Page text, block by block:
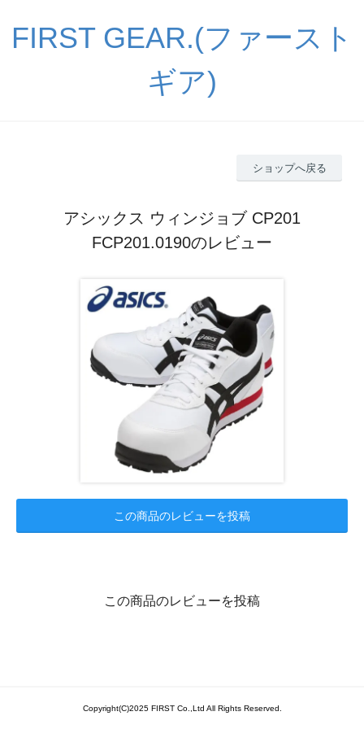
FIRST GEAR.(ファースト
ギア)
ショップへ戻る
アシックス ウィンジョブ CP201
FCP201.0190のレビュー
この商品のレビューを投稿
この商品のレビューを投稿
Copyright(C)2025 FIRST Co.,Ltd All Rights Reserved.